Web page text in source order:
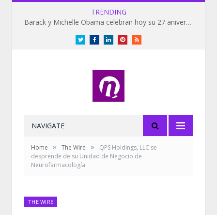
TRENDING
Barack y Michelle Obama celebran hoy su 27 aniversario de bodas
TwitterFacebookLinkedInPinterestRSS
NAVIGATE
Home » The Wire »
QPS Holdings, LLC se
desprende de su Unidad de Negocio de
Neurofarmacología
THE WIRE